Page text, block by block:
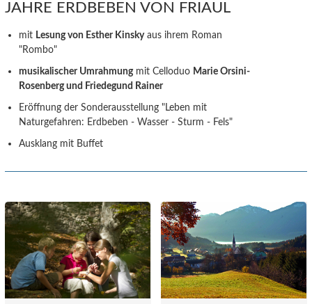
JAHRE ERDBEBEN VON FRIAUL
mit Lesung von Esther Kinskyaus ihrem Roman
"Rombo"
musikalischer Umrahmungmit Celloduo Marie Orsini-
Rosenberg und Friedegund Rainer
Eröffnung der Sonderausstellung "Leben mit
Naturgefahren: Erdbeben - Wasser - Sturm - Fels"
Ausklang mit Buffet